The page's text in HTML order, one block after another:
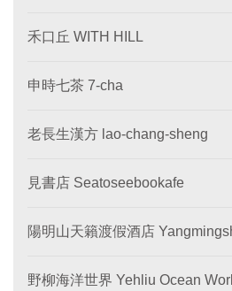
禾口丘 WITH HILL
申時七茶 7-cha
老長生漢方 lao-chang-sheng
見書店 Seatoseebookafe
陽明山天籟渡假酒店
野柳海洋世界 Yehliu Ocean